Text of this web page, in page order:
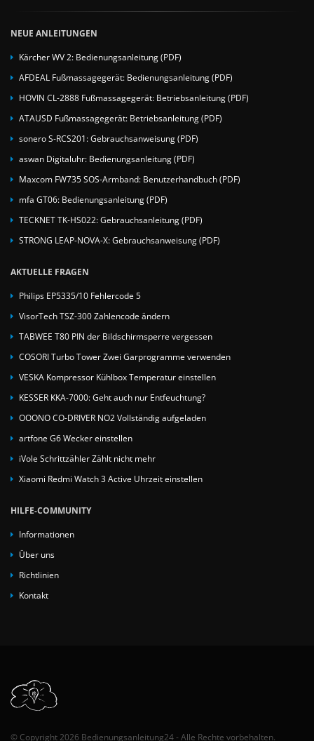
NEUE ANLEITUNGEN
Kärcher WV 2: Bedienungsanleitung (PDF)
AFDEAL Fußmassagegerät: Bedienungsanleitung (PDF)
HOVIN CL-2888 Fußmassagegerät: Betriebsanleitung (PDF)
ATAUSD Fußmassagegerät: Betriebsanleitung (PDF)
sonero S-RCS201: Gebrauchsanweisung (PDF)
aswan Digitaluhr: Bedienungsanleitung (PDF)
Maxcom FW735 SOS-Armband: Benutzerhandbuch (PDF)
mfa GT06: Bedienungsanleitung (PDF)
TECKNET TK-HS022: Gebrauchsanleitung (PDF)
STRONG LEAP-NOVA-X: Gebrauchsanweisung (PDF)
AKTUELLE FRAGEN
Philips EP5335/10 Fehlercode 5
VisorTech TSZ-300 Zahlencode ändern
TABWEE T80 PIN der Bildschirmsperre vergessen
COSORI Turbo Tower Zwei Garprogramme verwenden
VESKA Kompressor Kühlbox Temperatur einstellen
KESSER KKA-7000: Geht auch nur Entfeuchtung?
OOONO CO-DRIVER NO2 Vollständig aufgeladen
artfone G6 Wecker einstellen
iVole Schrittzähler Zählt nicht mehr
Xiaomi Redmi Watch 3 Active Uhrzeit einstellen
HILFE-COMMUNITY
Informationen
Über uns
Richtlinien
Kontakt
© Copyright 2026 Bedienungsanleitung24 - Alle Rechte vorbehalten.